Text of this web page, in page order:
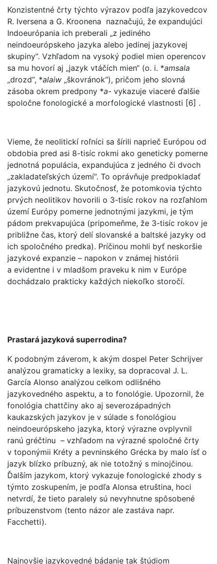
Konzistentné črty týchto výrazov podľa jazykovedcov
R. Iversena a G. Kroonena naznačujú, že expandujúci
Indoeurópania ich preberali „z jediného
neindoeurópskeho jazyka alebo jedinej jazykovej
skupiny“. Vzhľadom na vysoký podiel mien operencov
sa mu hovorí aj „jazyk vtáčích mien“ (o. i. *amsala
„drozd“, *alaiw „škovránok“), pričom jeho slovná
zásoba okrem predpony *a- vykazuje viaceré ďalšie
spoločne fonologické a morfologické vlastnosti [6] .
Vieme, že neolitickí roľníci sa šírili naprieč Európou od
obdobia pred asi 8-tisíc rokmi ako geneticky pomerne
jednotná populácia, expandujúca z jedného či dvoch
„zakladateľských území“. To oprávňuje predpokladať
jazykovú jednotu. Skutočnosť, že potomkovia týchto
prvých neolitikov hovorili o 3-tisíc rokov na rozľahlom
území Európy pomerne jednotnými jazykmi, je tým
pádom prekvapujúca (pripomeňme, že 3-tisíc rokov je
približne čas, ktorý delí slovanské a baltské jazyky od
ich spoločného predka). Príčinou mohli byť neskoršie
jazykové expanzie – napokon v známej histórii
a evidentne i v mladšom praveku k nim v Európe
dochádzalo prakticky každých niekoľko storočí.
Prastará jazyková superrodina?
K podobným záverom, k akým dospel Peter Schrijver
analýzou gramaticky a lexiky, sa dopracoval J. L.
García Alonso analýzou celkom odlišného
jazykovedného aspektu, a to fonológie. Upozornil, že
fonológia chattčiny ako aj severozápadných
kaukazských jazykov je v súlade s fonológiou
neindoeurópskeho jazyka, ktorý výrazne ovplyvnil
ranú gréčtinu – vzhľadom na výrazné spoločné črty
v toponýmii Kréty a pevninského Grécka by malo ísť o
jazyk blízko príbuzný, ak nie totožný s minojčinou.
Ďalším jazykom, ktorý vykazuje fonologické zhody s
týmto zoskupením, je podľa Alonsa etruština, hoci
netvrdí, že tieto paralely sú nevyhnutne spôsobené
príbuzenstvom (tento názor ale zastáva napr.
Facchetti).
Najnovšie jazykovedné bádanie tak štúdiom